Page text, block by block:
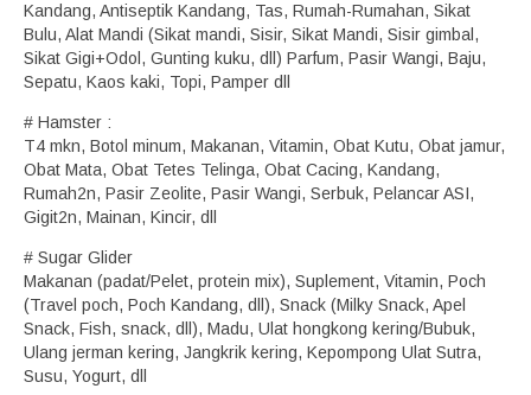
Kandang, Antiseptik Kandang, Tas, Rumah-Rumahan, Sikat
Bulu, Alat Mandi (Sikat mandi, Sisir, Sikat Mandi, Sisir gimbal,
Sikat Gigi+Odol, Gunting kuku, dll) Parfum, Pasir Wangi, Baju,
Sepatu, Kaos kaki, Topi, Pamper dll
# Hamster :
T4 mkn, Botol minum, Makanan, Vitamin, Obat Kutu, Obat jamur,
Obat Mata, Obat Tetes Telinga, Obat Cacing, Kandang,
Rumah2n, Pasir Zeolite, Pasir Wangi, Serbuk, Pelancar ASI,
Gigit2n, Mainan, Kincir, dll
# Sugar Glider
Makanan (padat/Pelet, protein mix), Suplement, Vitamin, Poch
(Travel poch, Poch Kandang, dll), Snack (Milky Snack, Apel
Snack, Fish, snack, dll), Madu, Ulat hongkong kering/Bubuk,
Ulang jerman kering, Jangkrik kering, Kepompong Ulat Sutra,
Susu, Yogurt, dll